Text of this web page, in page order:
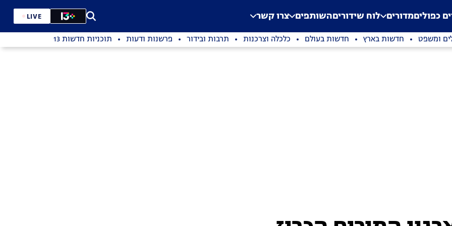
Application error: a
. כפוליםמדורים לוח שידוריםהשותפים צרו קשר LIVE
ומשפט חדשות בארץ חדשות בעולם כלכלה וצרכנות תרבות ובידור פרשנות ודעות תוכניות חדשות 13